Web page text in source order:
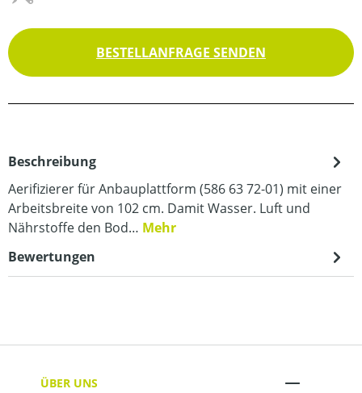
BESTELLANFRAGE SENDEN
Beschreibung
Aerifizierer für Anbauplattform (586 63 72-01) mit einer
Arbeitsbreite von 102 cm. Damit Wasser. Luft und
Nährstoffe den Bod… Mehr
Bewertungen
ÜBER UNS